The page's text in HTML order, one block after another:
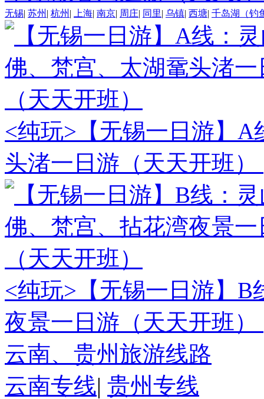
无锡| 苏州 | 杭州 | 上海| 南京| 周庄| 同里| 乌镇| 西塘| 千岛湖（钓
<纯玩> 【无锡一日游】
头渚一日游（天天开班）
<纯玩> 【无锡一日游】
夜景一日游（天天开班）
云南、贵州旅游线路
云南专线| 贵州专线